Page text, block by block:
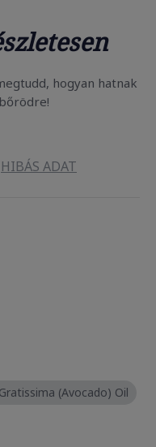
hogyan hatnak
HIBÁS ADAT
(Avocado) Oil